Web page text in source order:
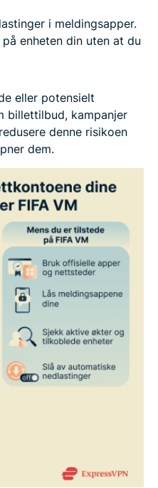
i meldingsapper.
enheten din uten at du
eller potensielt
billettilbud, kampanjer
denne risikoen
dem.